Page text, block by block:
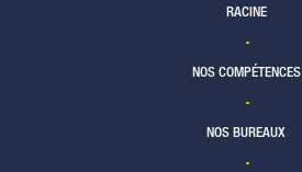
RACINE
NOS COMPÉTENCES
NOS BUREAUX